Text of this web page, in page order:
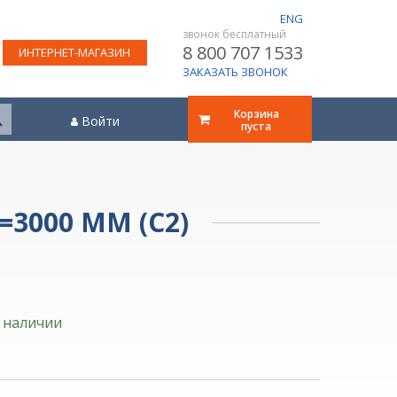
ENG
ИНТЕРНЕТ-МАГАЗИН
звонок бесплатный
8 800 707 1533
ЗАКАЗАТЬ ЗВОНОК
Корзина
пуста
Войти
ММ (С2)